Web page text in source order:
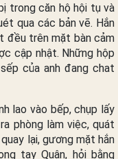
trong căn hộ hội tụ và
qua các bản vẽ. Hắn
đều trên mặt bàn cảm
cập nhật. Những hộp
của anh đang chat
lao vào bếp, chụp lấy
phòng làm việc, quát
lại, gương mặt hắn
tay Quân, hỏi bằng